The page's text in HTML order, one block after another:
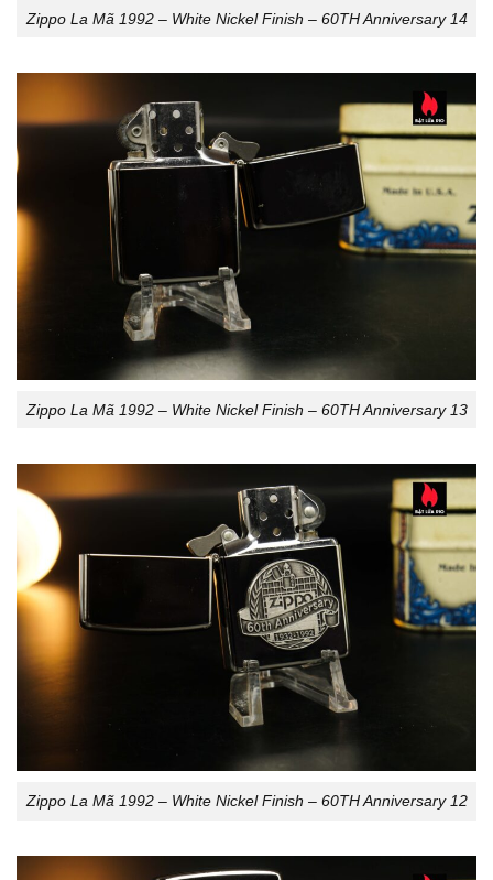
Zippo La Mã 1992 – White Nickel Finish – 60TH Anniversary 14
Zippo La Mã 1992 – White Nickel Finish – 60TH Anniversary 13
Zippo La Mã 1992 – White Nickel Finish – 60TH Anniversary 12